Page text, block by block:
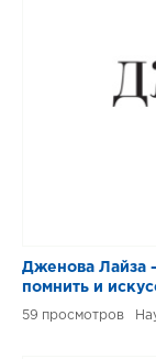
Дженова Лайза
помнить и
59